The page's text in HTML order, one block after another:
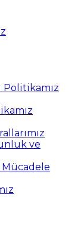
Politikamız
ve